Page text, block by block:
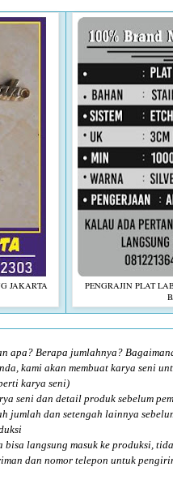
JAKARTA
PENGRAJIN PLAT
apa? Berapa jumlahnya?
kami akan membuat karya seni
karya seni)
seni dan detail produk sebelum
jumlah dan setengah lainnya
langsung masuk ke produksi,
dan nomor telepon untuk